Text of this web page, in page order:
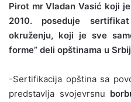
Pirot mr Vladan Vasić koji
2010. poseduje
okruženju, koji je sve
forme” deli opštinama u
-Sertifikacija opština sa
predstavlja svojevrsnu